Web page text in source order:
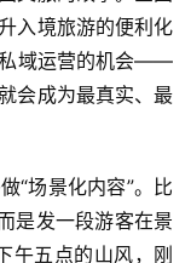
入境旅游的便利化
私域运营的机会——
会成为最真实、最
“场景化内容”。比
是发一段游客在景
午五点的山风，刚